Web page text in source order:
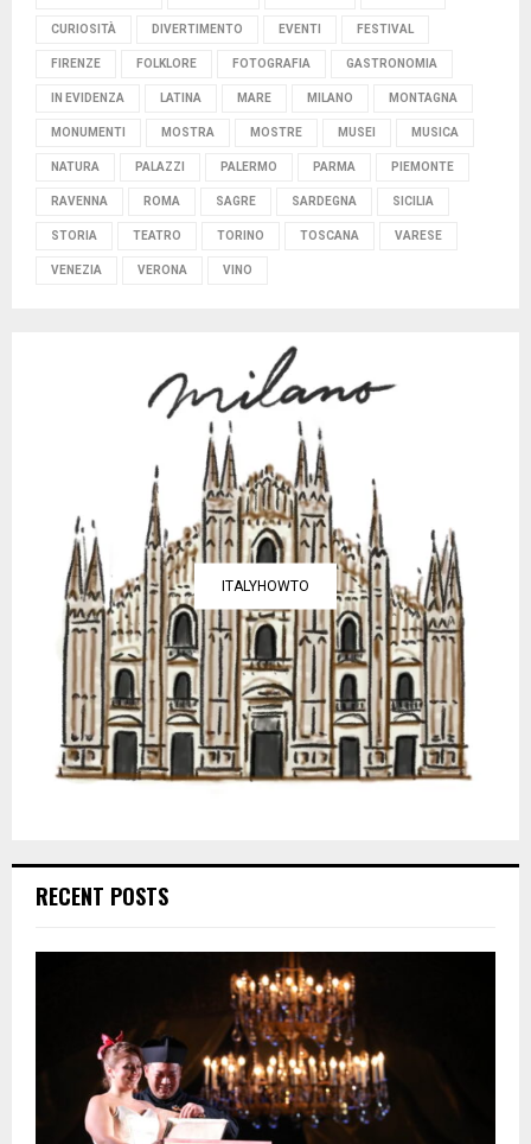
CURIOSITÀ DIVERTIMENTO EVENTI FESTIVAL
FIRENZE FOLKLORE FOTOGRAFIA GASTRONOMIA
IN EVIDENZA LATINA MARE MILANO MONTAGNA
MONUMENTI MOSTRA MOSTRE MUSEI MUSICA
NATURA PALAZZI PALERMO PARMA PIEMONTE
RAVENNA ROMA SAGRE SARDEGNA SICILIA
STORIA TEATRO TORINO TOSCANA VARESE
VENEZIA VERONA VINO
ITALYHOWTO
RECENT POSTS